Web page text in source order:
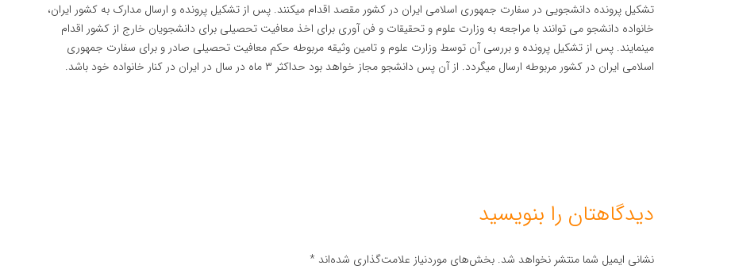
تشکیل پرونده دانشجویی در سفارت جمهوری اسلامی ایران در کشور مقصد اقدام میکنند. پس از تشکیل پرونده و ارسال مدارک به کشور ایران،
خانواده دانشجو می توانند با مراجعه به وزارت علوم و تحقیقات و فن آوری برای اخذ معافیت تحصیلی برای دانشجویان خارج از کشور اقدام
مینمایند. پس از تشکیل پرونده و بررسی آن توسط وزارت علوم و تامین وثیقه مربوطه حکم معافیت تحصیلی صادر و برای سفارت جمهوری
اسلامی ایران در کشور مربوطه ارسال میگردد. از آن پس دانشجو مجاز خواهد بود حداکثر ۳ ماه در سال در ایران در کنار خانواده خود باشد.
دیدگاهتان را بنویسید
نشانی ایمیل شما منتشر نخواهد شد. بخش‌های موردنیاز علامت‌گذاری شده‌اند *